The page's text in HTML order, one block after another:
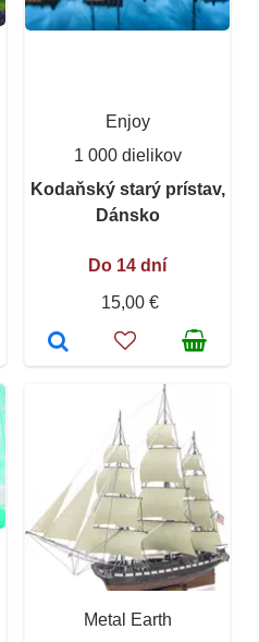
Enjoy
1 000 dielikov
Kodaňský starý prístav,
Dánsko
Do 14 dní
15,00 €
Metal Earth